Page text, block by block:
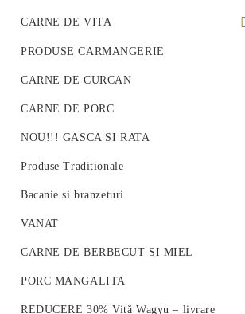
CARNE DE VITA
PREMIUM BEEF STEAK
VITA ROMANEASCA
VITA WAGYU
Vită Angus Premium
PRODUSE CARMANGERIE
CARNE DE CURCAN
CARNE DE PORC
NOU!!! GASCA SI RATA
Produse Traditionale
Bacanie si branzeturi
VANAT
CARNE DE BERBECUT SI MIEL
PORC MANGALITA
REDUCERE 30% Vită Wagyu – livrare